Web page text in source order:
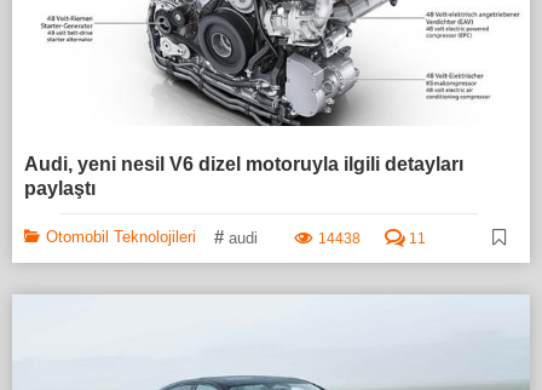
Audi, yeni nesil V6 dizel motoruyla ilgili detayları
paylaştı
Otomobil Teknolojileri # audi 14438 11